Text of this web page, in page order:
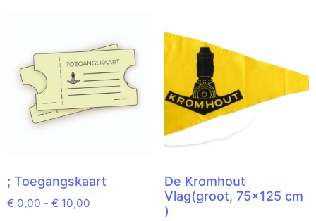
; Toegangskaart
€ 0,00 - € 10,00
De Kromhout
Vlag(groot, 75×125 cm
)